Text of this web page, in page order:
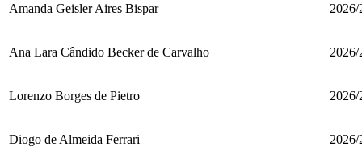
Amanda Geisler Aires Bispar 2026/
Ana Lara Cândido Becker de Carvalho 2026/
Lorenzo Borges de Pietro 2026/
Diogo de Almeida Ferrari 2026/